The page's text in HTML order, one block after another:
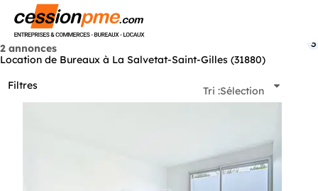
2 annonces
Location de Bureaux à La Salvetat-Saint-Gilles (31880)
Filtres
3
Tri :Sélection